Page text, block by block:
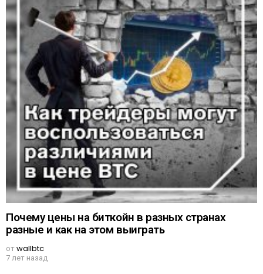
Почему цены на биткойн в разных странах
разные и как на этом выиграть
отwallbtc
7 лет назад